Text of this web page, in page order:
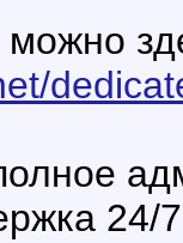
можно
24/